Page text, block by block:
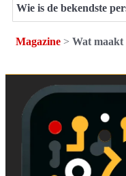
Wie is de bekendste
Magazine> Wat maakt